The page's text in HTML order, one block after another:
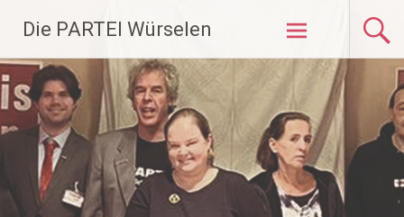
Inhalt
springen
Die PARTEI Würselen